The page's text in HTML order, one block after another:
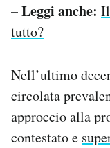
– Leggi anche:
tutto?
Nell’ultimo
circolata
approccio alla
contestato e